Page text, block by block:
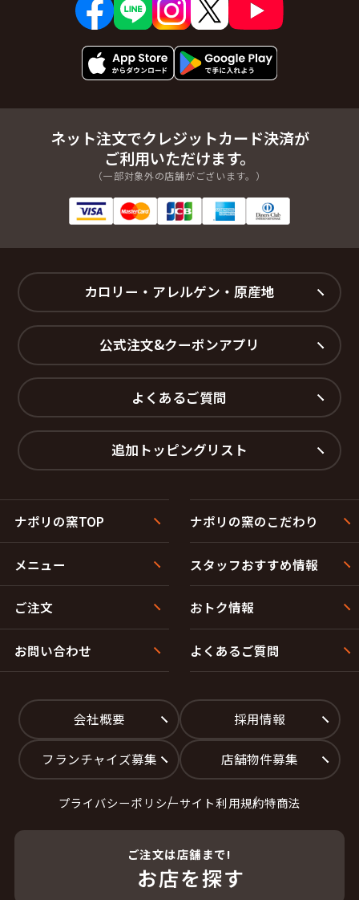
ネット注文でクレジットカード決済が
ご利用いただけます。
（一部対象外の店舗がございます。）
カロリー・アレルゲン・原産地
公式注文&クーポンアプリ
よくあるご質問
追加トッピングリスト
ナポリの窯TOP ナポリの窯のこだわり
メニュー スタッフおすすめ情報
ご注文 おトク情報
お問い合わせ よくあるご質問
会社概要 採用情報
フランチャイズ募集 店舗物件募集
プライバシーポリシーサイト利用規約特商法
ご注文は店舗まで!
お店を探す